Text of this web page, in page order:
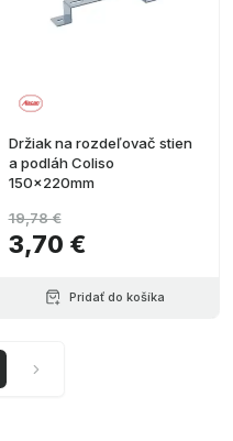
Držiak na rozdeľovač stien
a podláh Coliso
150x220mm
3,70 €
19,78 €
Pridať do košíka